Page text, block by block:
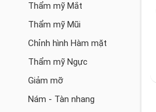
Thẩm mỹ Mắt
Thẩm mỹ Mũi
Chỉnh hình Hàm mặt
Thẩm mỹ Ngực
Giảm mỡ
Nám - Tàn nhang